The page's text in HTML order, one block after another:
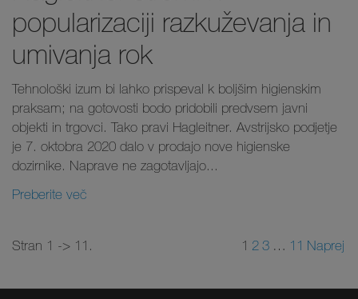
popularizaciji razkuževanja in
umivanja rok
Tehnološki izum bi lahko prispeval k boljšim higienskim
praksam; na gotovosti bodo pridobili predvsem javni
objekti in trgovci. Tako pravi Hagleitner. Avstrijsko podjetje
je 7. oktobra 2020 dalo v prodajo nove higienske
dozirnike. Naprave ne zagotavljajo...
Preberite več
Stran 1 -> 11. 1 2 3 … 11 Naprej